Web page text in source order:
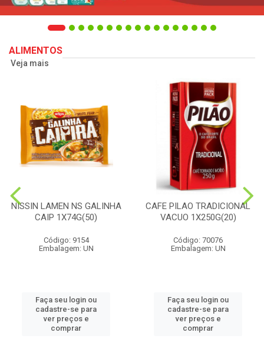
ALIMENTOS
Veja mais
NISSIN LAMEN NS GALINHA
CAIP 1X74G(50)
Código: 9154
Embalagem: UN
Faça seu login ou
cadastre-se para
ver preços e
comprar
CAFE PILAO TRADICIONAL
VACUO 1X250G(20)
Código: 70076
Embalagem: UN
Faça seu login ou
cadastre-se para
ver preços e
comprar